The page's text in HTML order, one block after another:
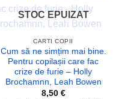
wishlist
STOC EPUIZAT
CARTI COPII
Cum să ne simțim mai bine.
Pentru copilașii care fac
crize de furie – Holly
Brochamnn, Leah Bowen
8,50 €